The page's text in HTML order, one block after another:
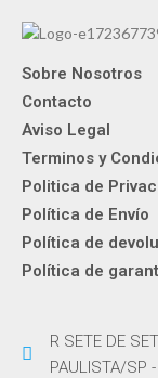
Sobre Nosotros
Contacto
Aviso Legal
Terminos y
Politica de
Política de Envío
Política de
Política de
R SETE DE
PAULISTA/SP